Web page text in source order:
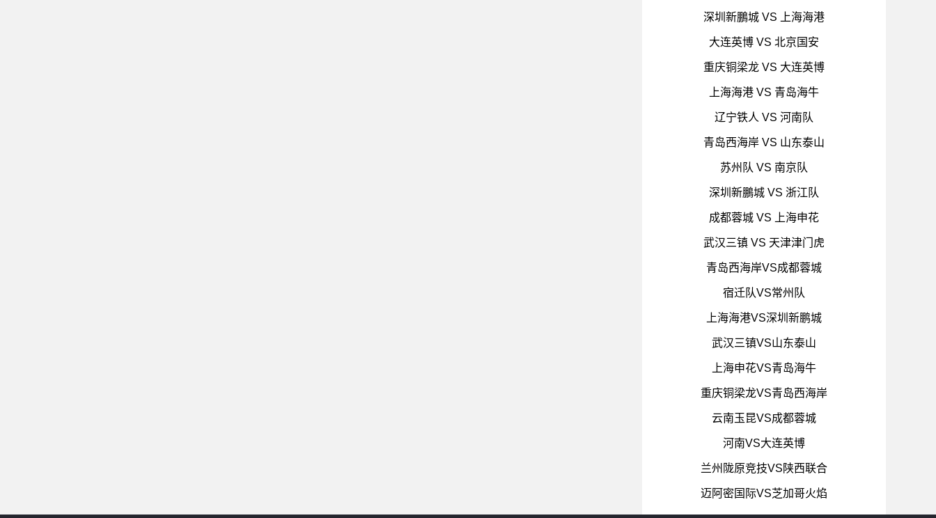
深圳新鵬城 VS 上海海港
大连英博 VS 北京国安
重庆铜梁龙 VS 大连英博
上海海港 VS 青岛海牛
辽宁铁人 VS 河南队
青岛西海岸 VS 山东泰山
苏州队 VS 南京队
深圳新鵬城 VS 浙江队
成都蓉城 VS 上海申花
武汉三镇 VS 天津津门虎
青岛西海岸VS成都蓉城
宿迁队VS常州队
上海海港VS深圳新鹏城
武汉三镇VS山东泰山
上海申花VS青岛海牛
重庆铜梁龙VS青岛西海岸
云南玉昆VS成都蓉城
河南VS大连英博
兰州陇原竞技VS陕西联合
迈阿密国际VS芝加哥火焰